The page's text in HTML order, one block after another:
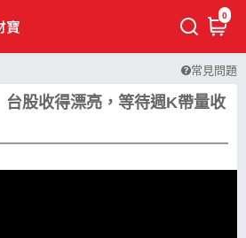
0
常見問題
台股收得漂亮，等待週K帶量收